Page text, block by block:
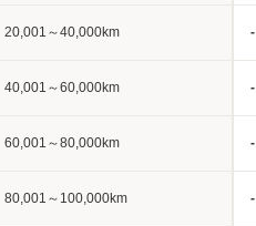
20,001～40,000km -
40,001～60,000km -
60,001～80,000km -
80,001～100,000km -